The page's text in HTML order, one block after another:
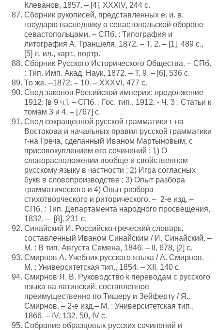
Клеванов, 1857. – [4], XXXIV, 244 с.
Сборник рукописей, представленных е. и. в.
государю наследнику о севастопольской обороне
севастопольцами. – СПб. : Типография и
литография А. Траншеля, 1872. – Т. 2. – [1], 489 с.,
[5] л. ил., карт., портр.
Сборник Русского Исторического Общества. – СПб.
: Тип. Имп. Акад. Наук, 1872. – Т. 9. – [6], 536 с.
То же. –1872. – 10. – XXXVI, 477 с.
Свод законов Российской империи: продолжение
1912: [в 9 ч.]. – СПб. : Гос. тип., 1912. - Ч. 3 : Статьи к
томам 3 и 4. – [767] с.
Свод сокращенной русской грамматики г-на
Востокова и начальных правил русской грамматики
г-на Греча, сделанный Иваном Мартыновым, с
присовокуплением его сочинений : 1) О
словорасположении вообще и свойственном
русскому языку в частности ; 2) Игра согласных
букв в словопроизводстве ; 3) Опыт разбора
грамматического и 4) Опыт разбора
стихотворческого и риторического. – 2-е изд. –
СПб. : Тип. Департамента народного просвещения,
1832. – [8], 231 с.
Синайский И. Российско-греческий словарь,
составленный Иваном Синайским / И. Синайский. –
М. : В тип. Августа Семена, 1846. – II, 678, [2] с.
Смирнов А. Учебник русского языка / А. Смирнов. –
М. : Университетская тип., 1854. – XII, 140 с.
Смирнов Я. В. Руководство к переводам с русского
языка на латинский, составленное
преимущественно по Тишеру и Зейферту / Я..
Смирнов. – 2-е изд.– М. : Университетская тип.,
1866. – IV, 132, 50, IV с.
Собрание образцовых русских сочинений и